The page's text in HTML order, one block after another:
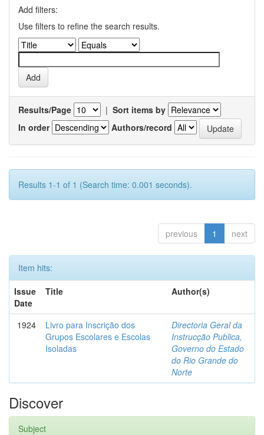
Add filters:
Use filters to refine the search results.
Results/Page | Sort items by
In order
Authors/record
Results 1-1 of 1 (Search time: 0.001 seconds).
previous 1 next
Item hits:
Issue
Date
Title Author(s)
1924
Livro para Inscrição dos
Grupos Escolares e Escolas
Isoladas
Directoria Geral da
Instrucção Publica,
Governo do Estado
do Rio Grande do
Norte
Discover
Subject